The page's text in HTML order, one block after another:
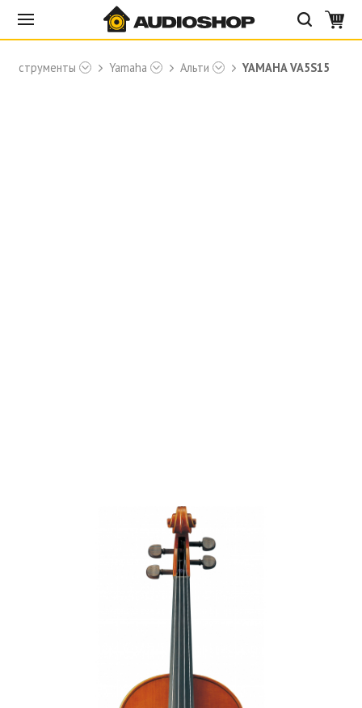
инструменты Yamaha Альти YAMAHA VA5S15